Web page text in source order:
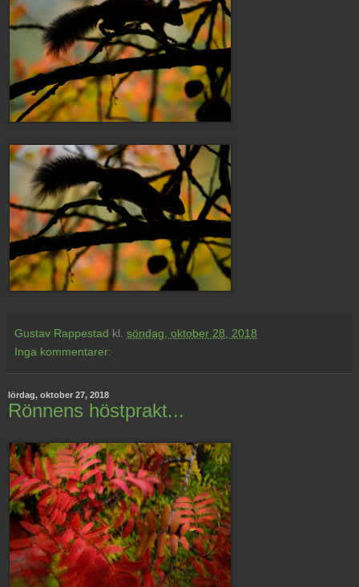
Gustav Rappestad kl. söndag, oktober 28, 2018
Inga kommentarer:
lördag, oktober 27, 2018
Rönnens höstprakt...